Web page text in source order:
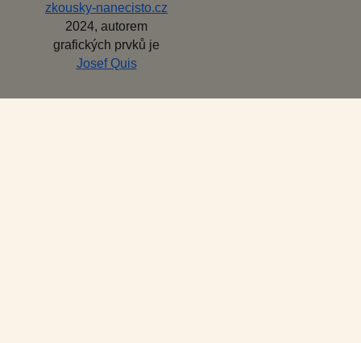
zkousky-nanecisto.cz
2024, autorem
grafických prvků je
Josef Quis